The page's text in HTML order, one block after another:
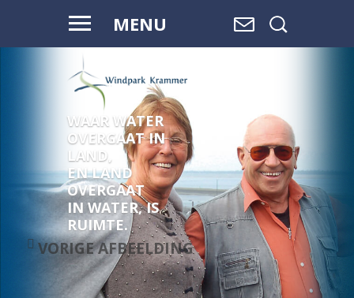
MENU
WAAR WATER
OVERGAAT IN
LAND,
EN LAND
OVERGAAT
IN WATER, IS
RUIMTE.
VORIGE AFBEELDING